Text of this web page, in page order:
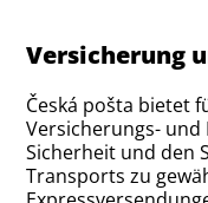
Versicherung
Česká pošta bietet
Versicherungs-
Sicherheit und den
Transports zu